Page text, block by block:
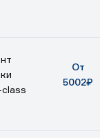
От
5002₽